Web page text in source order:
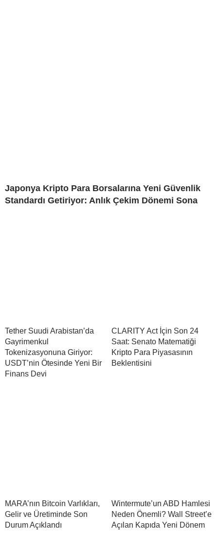
Japonya Kripto Para Borsalarına Yeni Güvenlik
Standardı Getiriyor: Anlık Çekim Dönemi Sona
Tether Suudi Arabistan’da
Gayrimenkul
Tokenizasyonuna Giriyor:
USDT’nin Ötesinde Yeni Bir
Finans Devi
CLARITY Act İçin Son 24
Saat: Senato Matematiği
Kripto Para Piyasasının
Beklentisini
MARA’nın Bitcoin Varlıkları,
Gelir ve Üretiminde Son
Durum Açıklandı
Wintermute’un ABD Hamlesi
Neden Önemli? Wall Street’e
Açılan Kapıda Yeni Dönem